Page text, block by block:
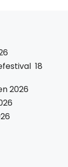
18
2026